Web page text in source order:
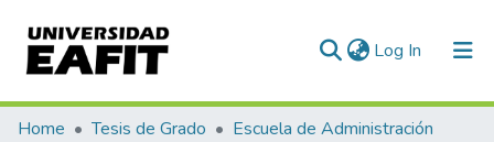
Log In (current)
Communities & Collections
Home Tesis de Grado
Escuela de Administración